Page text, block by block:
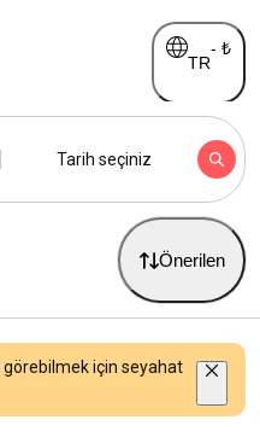
TR
- ₺
Tarih seçiniz
Önerilen
görebilmek için seyahat